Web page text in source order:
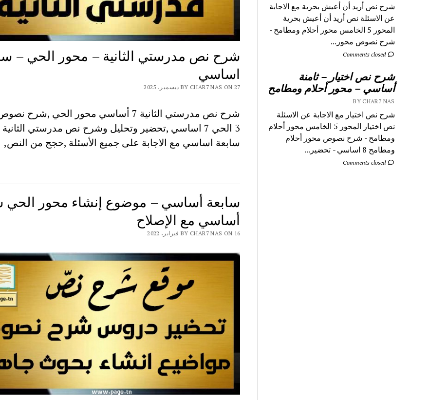
شرح نص أريد أن أعيش بحرية مع الاجابة
عن الاسئلة نص أريد أن أعيش بحرية
المحور 5 الخامس محور أحلام ومطامح -
شرح نصوص محور...
Comments closed
شرح نص اختيار – ثامنة
أساسي – محور أحلام ومطامح
BY CHAR7 NAS
شرح نص اختيار مع الاجابة عن الاسئلة
نص اختيار المحور 5 الخامس محور أحلام
ومطامح - شرح نصوص محور أحلام
ومطامح 8 اساسي - تحضير...
Comments closed
شرح نص مدرستي الثانية – محور الحي –
اساسي
BY CHAR7 NAS ON 27 ديسمبر، 2025
شرح نص مدرستي الثانية 7 أساسي محور الحي ,شرح
3 الحي 7 اساسي ,تحضير وتحليل وشرح نص مدرستي
سابعة اساسي مع الاجابة على جميع الأسئلة ,حجج من النص,
أساسي مع الإصلاح
BY CHAR7 NAS ON 16 فبراير، 2022